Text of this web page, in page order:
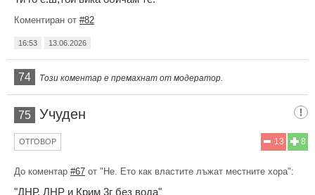
Коментиран от #82
16:53 13.06.2026
74 Този коментар е премахнат от модератор.
75 Учуден
8
13
ОТГОВОР
До коментар #67 от "Не. Ето как властите лъжат местните хора":
"ДНР, ЛНР и Крим 3г без вода"